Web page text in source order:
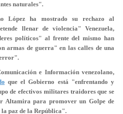
naturales".
López ha mostrado su rechazo al
llenar de violencia" Venezuela,
políticos" al frente del mismo han
armas de guerra" en las calles de una
e Información venezolano,
que el Gobierno está "enfrentando y
de efectivos militares traidoresque se
Altamira para promover un Golpe de
paz de la República".